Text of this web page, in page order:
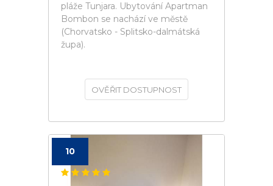
pláže Tunjara. Ubytování Apartman
Bombon se nachází ve městě
(Chorvatsko - Splitsko-dalmátská
župa).
OVĚŘIT DOSTUPNOST
10